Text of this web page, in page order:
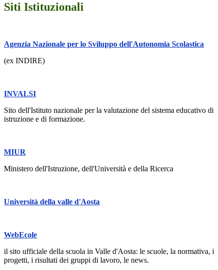
Siti Istituzionali
Agenzia Nazionale per lo Sviluppo dell'Autonomia Scolastica
(ex INDIRE)
INVALSI
Sito dell'Istituto nazionale per la valutazione del sistema educativo di
istruzione e di formazione.
MIUR
Ministero dell'Istruzione, dell'Università e della Ricerca
Università della valle d'Aosta
WebEcole
il sito ufficiale della scuola in Valle d'Aosta: le scuole, la normativa, i
progetti, i risultati dei gruppi di lavoro, le news.